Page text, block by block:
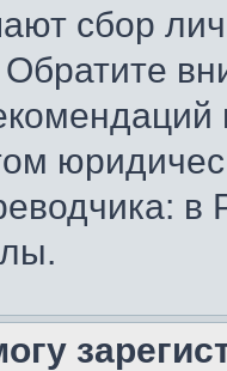
сбор
Обратите
в